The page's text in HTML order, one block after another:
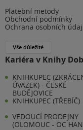
Platební metody
Obchodní podmínky
Ochrana osobních
Vše důležité
Kariéra v Knihy
KNIHKUPEC
ÚVAZEK) - ČESKÉ
BUDĚJOVICE
KNIHKUPEC (TŘEBÍČ)
VEDOUCÍ PRODEJNY
(OLOMOUC - OC